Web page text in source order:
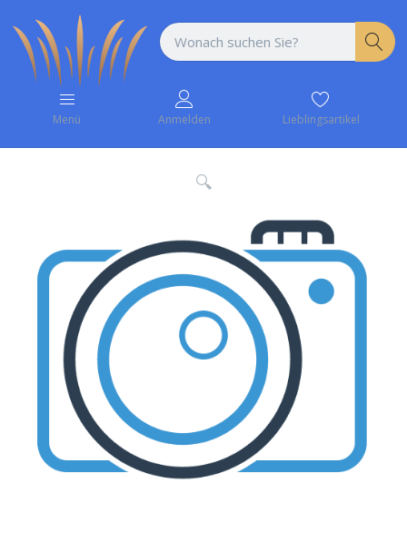
Menü Anmelden Lieblingsartikel